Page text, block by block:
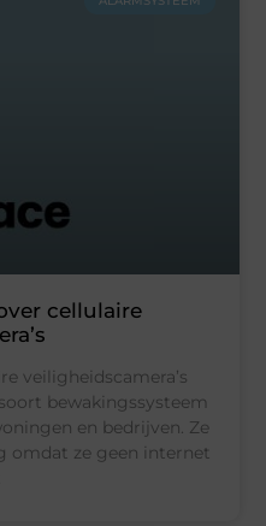
cellulaire
veiligheidscamera’s
bewakingssysteem
en bedrijven. Ze
omdat ze geen internet